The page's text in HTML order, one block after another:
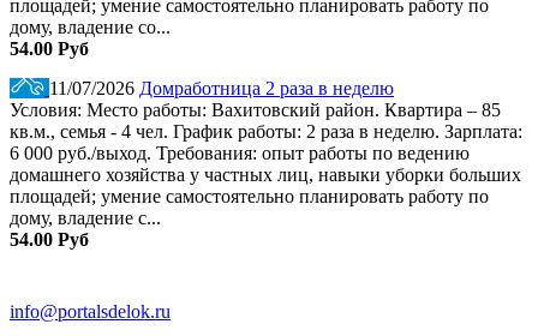
площадей; умение самостоятельно планировать работу по
дому, владение со...
54.00 Руб
11/07/2026 Домработница 2 раза в неделю
Условия: Место работы: Вахитовский район. Квартира – 85
кв.м., семья - 4 чел. График работы: 2 раза в неделю. Зарплата:
6 000 руб./выход. Требования: опыт работы по ведению
домашнего хозяйства у частных лиц, навыки уборки больших
площадей; умение самостоятельно планировать работу по
дому, владение с...
54.00 Руб
info@portalsdelok.ru